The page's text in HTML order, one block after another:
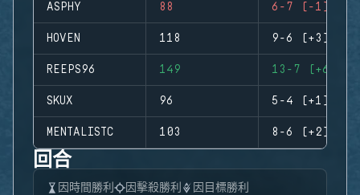
ASPHY 88 6-7 (-1)
HOVEN 118 9-6 (+3)
REEPS96 149 13-7 (+6)
SKUX 96 5-4 (+1)
MENTALISTC 103 8-6 (+2)
回合
因時間勝利 因擊殺勝利 因目標勝利